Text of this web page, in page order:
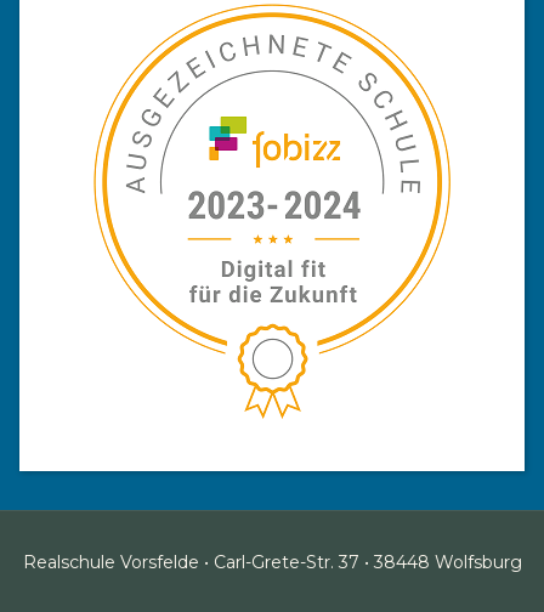
Realschule Vorsfelde • Carl-Grete-Str. 37 • 38448 Wolfsburg